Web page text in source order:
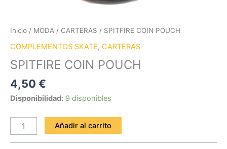
Inicio / MODA / CARTERAS / SPITFIRE COIN POUCH
COMPLEMENTOS SKATE, CARTERAS
SPITFIRE COIN POUCH
4,50 €
Disponibilidad: 9 disponibles
Añadir al carrito